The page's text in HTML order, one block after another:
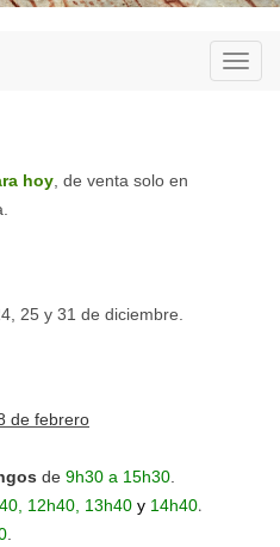
hoy , de venta solo en
25 y 31 de diciembre.
de febrero
de 9h30 a 15h30
12h40, 13h40 y 14h40.